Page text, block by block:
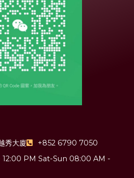
秀大廈
+852 6790 7050
PM Sat-Sun 08:00 AM -